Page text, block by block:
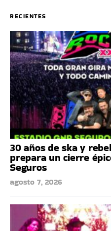
RECIENTES
30 años de ska y
prepara un cierre
Seguros
agosto 7, 2026